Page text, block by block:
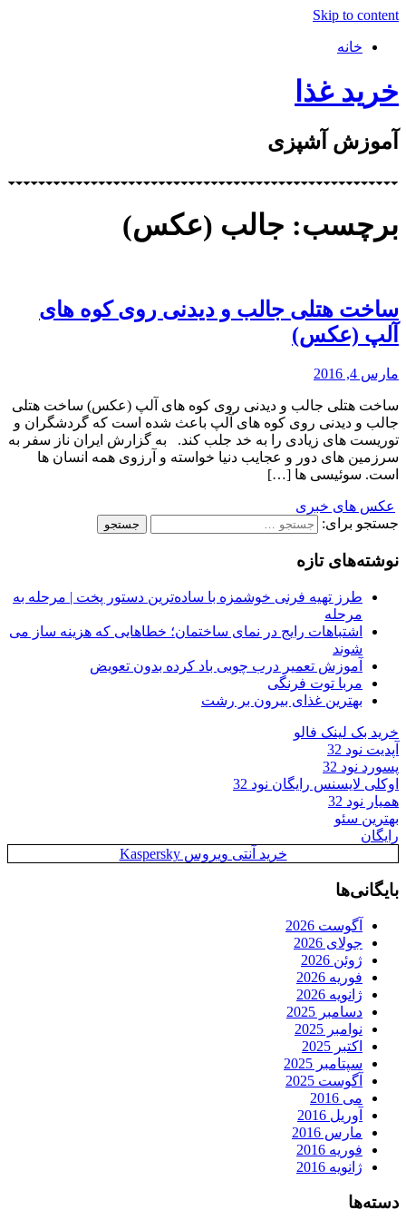
Skip to content
خانه
خرید غذا
آموزش آشپزی
برچسب: جالب (عکس)
ساخت هتلی جالب و دیدنی روی کوه های
آلپ (عکس)
مارس 4, 2016
ساخت هتلی جالب و دیدنی روی کوه های آلپ (عکس) ساخت هتلی
جالب و دیدنی روی کوه های آلپ باعث شده است که گردشگران و
توریست های زیادی را به خد جلب کند. به گزارش ایران ناز سفر به
سرزمین های دور و عجایب دنیا خواسته و آرزوی همه انسان ها
است. سوئیسی ها […]
عکس های خبری
جستجو برای:
نوشته‌های تازه
طرز تهیه فرنی خوشمزه با ساده‌ترین دستور پخت | مرحله به
مرحله
اشتباهات رایج در نمای ساختمان؛ خطاهایی که هزینه ساز می
شوند
آموزش تعمیر درب چوبی باد کرده بدون تعویض
مربا توت فرنگی
بهترین غذای بیرون بر رشت
خرید بک لینک فالو
آپدیت نود 32
پسورد نود 32
اوکلی لایسنس رایگان نود 32
همیار نود 32
بهترین سئو
رایگان
خرید آنتی ویروس Kaspersky
بایگانی‌ها
آگوست 2026
جولای 2026
ژوئن 2026
فوریه 2026
ژانویه 2026
دسامبر 2025
نوامبر 2025
اکتبر 2025
سپتامبر 2025
آگوست 2025
می 2016
آوریل 2016
مارس 2016
فوریه 2016
ژانویه 2016
دسته‌ها